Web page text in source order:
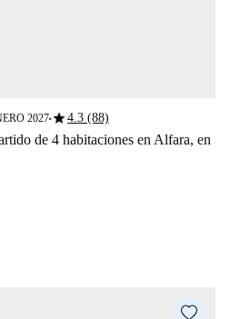
2027■star4.3 (88)
de 4 habitaciones en Alfara, en